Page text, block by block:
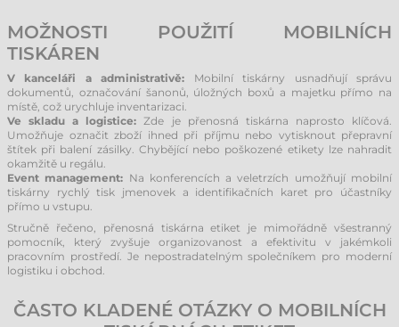
MOŽNOSTI POUŽITÍ MOBILNÍCH
TISKÁREN
V kanceláři a administrativě: Mobilní tiskárny usnadňují správu
dokumentů, označování šanonů, úložných boxů a majetku přímo na
místě, což urychluje inventarizaci.
Ve skladu a logistice: Zde je přenosná tiskárna naprosto klíčová.
Umožňuje označit zboží ihned při příjmu nebo vytisknout přepravní
štítek při balení zásilky. Chybějící nebo poškozené etikety lze nahradit
okamžitě u regálu.
Event management: Na konferencích a veletrzích umožňují mobilní
tiskárny rychlý tisk jmenovek a identifikačních karet pro účastníky
přímo u vstupu.
Stručně řečeno, přenosná tiskárna etiket je mimořádně všestranný
pomocník, který zvyšuje organizovanost a efektivitu v jakémkoli
pracovním prostředí. Je nepostradatelným společníkem pro moderní
logistiku i obchod.
ČASTO KLADENÉ OTÁZKY O MOBILNÍCH